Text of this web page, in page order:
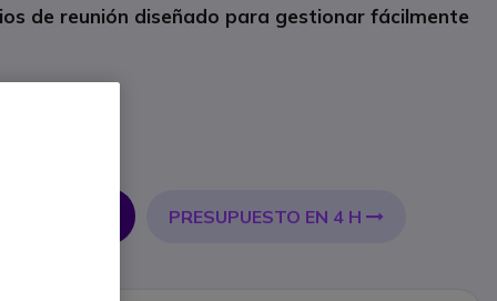
de reunión diseñado para gestionar fácilmente
CARRITO PRESUPUESTO EN 4 H